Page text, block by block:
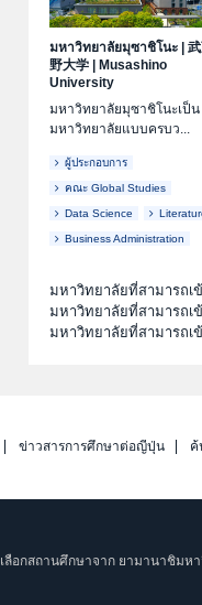
มหาวิทยาลัยมุซาชิโนะ
野大学
Musashino
University
มหาวิทยาลัยมุซาชิโนะเป็น
มหาวิทยาลัยแบบครบว...
ผู้ประกอบการ
คณะ Global Studies
Data Science
Business Administration
มหาวิทยาลัยที่สามารถเ
มหาวิทยาลัยที่สามารถเ
มหาวิทยาลัยที่สามารถเ
ข่าวสารการศึกษาต่อญี่ปุ่น ค้
เลือกสถานศึกษาจาก ยามานาชิมห